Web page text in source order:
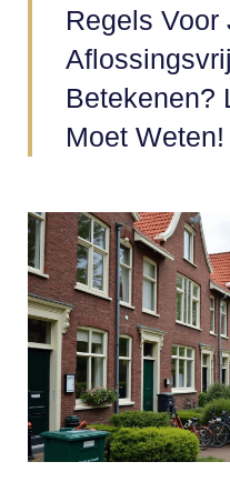
Regels Voor
Betekenen?
Moet Weten!